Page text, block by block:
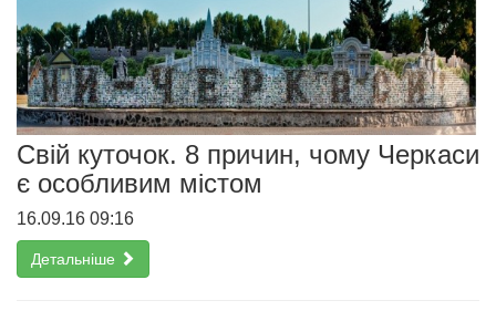
Свій куточок. 8 причин, чому Черкаси
є особливим містом
16.09.16 09:16
Детальніше